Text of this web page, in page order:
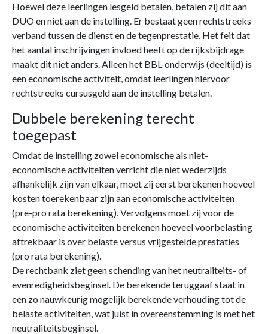
Hoewel deze leerlingen lesgeld betalen, betalen zij dit aan
DUO en niet aan de instelling. Er bestaat geen rechtstreeks
verband tussen de dienst en de tegenprestatie. Het feit dat
het aantal inschrijvingen invloed heeft op de rijksbijdrage
maakt dit niet anders. Alleen het BBL-onderwijs (deeltijd) is
een economische activiteit, omdat leerlingen hiervoor
rechtstreeks cursusgeld aan de instelling betalen.
Dubbele berekening terecht
toegepast
Omdat de instelling zowel economische als niet-
economische activiteiten verricht die niet wederzijds
afhankelijk zijn van elkaar, moet zij eerst berekenen hoeveel
kosten toerekenbaar zijn aan economische activiteiten
(pre-pro rata berekening). Vervolgens moet zij voor de
economische activiteiten berekenen hoeveel voorbelasting
aftrekbaar is over belaste versus vrijgestelde prestaties
(pro rata berekening).
De rechtbank ziet geen schending van het neutraliteits- of
evenredigheidsbeginsel. De berekende teruggaaf staat in
een zo nauwkeurig mogelijk berekende verhouding tot de
belaste activiteiten, wat juist in overeenstemming is met het
neutraliteitsbeginsel.